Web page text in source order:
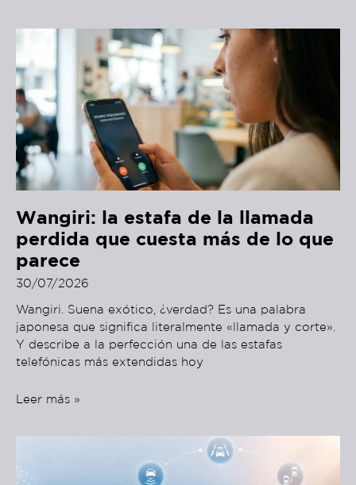
Wangiri: la estafa de la llamada
perdida que cuesta más de lo que
parece
30/07/2026
Wangiri. Suena exótico, ¿verdad? Es una palabra
japonesa que significa literalmente «llamada y corte».
Y describe a la perfección una de las estafas
telefónicas más extendidas hoy
Leer más »